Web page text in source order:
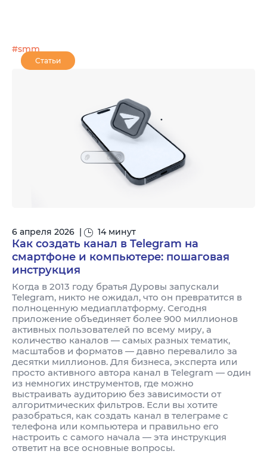
#smm
Статьи
6 апреля 2026 | 14 минут
Как создать канал в Telegram на
смартфоне и компьютере: пошаговая
инструкция
Когда в 2013 году братья Дуровы запускали
Telegram, никто не ожидал, что он превратится в
полноценную медиаплатформу. Сегодня
приложение объединяет более 900 миллионов
активных пользователей по всему миру, а
количество каналов — самых разных тематик,
масштабов и форматов — давно перевалило за
десятки миллионов. Для бизнеса, эксперта или
просто активного автора канал в Telegram — один
из немногих инструментов, где можно
выстраивать аудиторию без зависимости от
алгоритмических фильтров. Если вы хотите
разобраться, как создать канал в телеграме с
телефона или компьютера и правильно его
настроить с самого начала — эта инструкция
ответит на все основные вопросы.